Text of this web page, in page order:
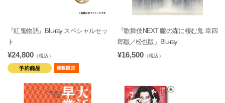
『紅鬼物語』Blu-ray スペシャルセッ
ト
¥24,800 （税込）
『歌舞伎NEXT 朧の森に棲む鬼 幸四
郎版／松也版』Blu-ray
¥16,500 （税込）